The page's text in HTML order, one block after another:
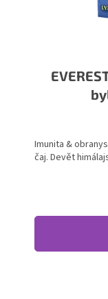
Imunita &
čaj. Devět